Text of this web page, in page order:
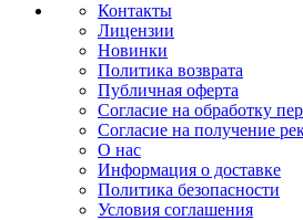
Контакты
Лицензии
Новинки
Политика возврата
Публичная оферта
Согласие на обработку
Согласие на получение
О нас
Информация о доставке
Политика безопасности
Условия соглашения